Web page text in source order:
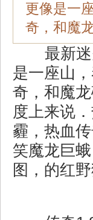
更像是一
奇，和魔
最新迷
是一座山
奇，和魔
度上来说
霾，热血
笑魔龙巨
图，的红